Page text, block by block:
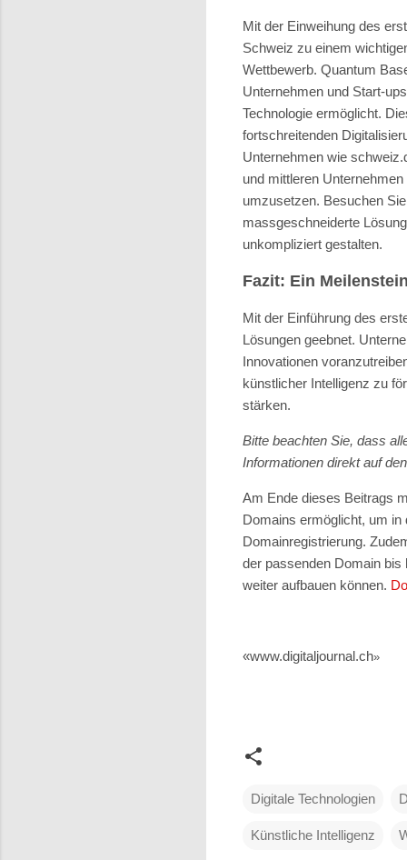
Mit der Einweihung des
Schweiz zu einem
Wettbewerb. Quantum
Unternehmen und Start-
Technologie ermöglicht.
fortschreitenden
Unternehmen wie
und mittleren
umzusetzen. Besuchen Sie
massgeschneiderte
unkompliziert gestalten.
Fazit: Ein
Mit der Einführung des
Lösungen geebnet.
Innovationen
künstlicher Intelligenz zu
stärken.
Bitte beachten Sie, dass
Informationen direkt auf
Am Ende dieses Beitrags
Domains ermöglicht, um in
Domainregistrierung.
der passenden Domain bis
weiter aufbauen können.
«www.digitaljournal.ch»
Digitale Technologien
Künstliche Intelligenz